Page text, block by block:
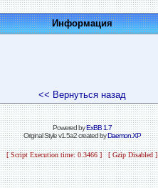
Информация
<< Вернуться назад
Powered byExBB 1.7
Original Style v1.5a2 created byDaemon.XP
[ Script Execution time: 0.3466 ] [ Gzip Disabled ]